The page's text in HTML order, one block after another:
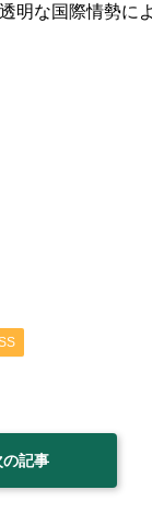
明な国際情勢に
の記事